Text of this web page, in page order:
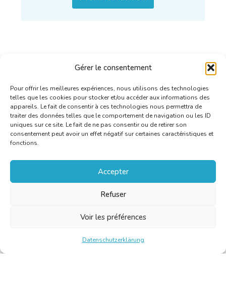
Gérer le consentement
Pour offrir les meilleures expériences, nous utilisons des technologies
telles que les cookies pour stocker et/ou accéder aux informations des
appareils. Le fait de consentir à ces technologies nous permettra de
traiter des données telles que le comportement de navigation ou les ID
uniques sur ce site. Le fait de ne pas consentir ou de retirer son
consentement peut avoir un effet négatif sur certaines caractéristiques et
fonctions.
Accepter
Refuser
Voir les préférences
Datenschutzerklärung